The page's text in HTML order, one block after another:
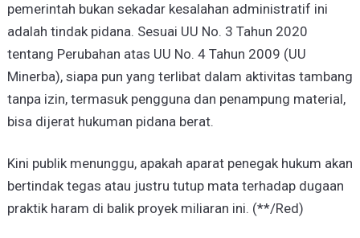
pemerintah bukan sekadar kesalahan administratif ini
adalah tindak pidana. Sesuai UU No. 3 Tahun 2020
tentang Perubahan atas UU No. 4 Tahun 2009 (UU
Minerba), siapa pun yang terlibat dalam aktivitas tambang
tanpa izin, termasuk pengguna dan penampung material,
bisa dijerat hukuman pidana berat.
Kini publik menunggu, apakah aparat penegak hukum akan
bertindak tegas atau justru tutup mata terhadap dugaan
praktik haram di balik proyek miliaran ini. (**/Red)